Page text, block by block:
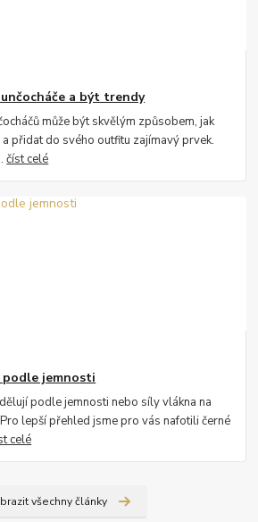
a být trendy
může být skvělým způsobem, jak
přidat do svého outfitu zajímavý prvek.
číst celé
podle jemnosti
podle jemnosti nebo síly vlákna na
lepší přehled jsme pro vás nafotili černé
celé
všechny články